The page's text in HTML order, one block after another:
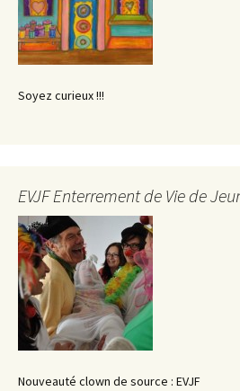
Soyez curieux !!!
EVJF Enterrement de Vie de
Nouveauté clown de source : EVJF